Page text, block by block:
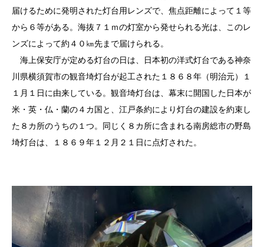
届けるために発明された灯台用レンズで、焦点距離によって１等
から６等がある。海抜７１ｍの灯室から発せられる光は、このレ
ンズによって約４０㎞先まで届けられる。
海上保安庁が定める灯台の日は、日本初の洋式灯台である神奈
川県横須賀市の観音埼灯台が起工された１８６８年（明治元）１
１月１日に由来している。観音埼灯台は、幕末に開国した日本が
米・英・仏・蘭の４カ国と、江戸条約により灯台の建設を約束し
た８カ所のうちの１つ。同じく８カ所に含まれる南房総市の野島
埼灯台は、１８６９年１２月２１日に点灯された。